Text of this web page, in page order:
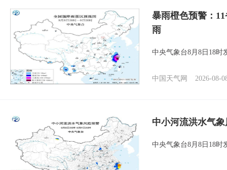
暴雨橙色预警：
雨
中央气象台8月8日18时
中国天气网 2026-08-
中小河流洪水气
中央气象台8月8日18时